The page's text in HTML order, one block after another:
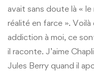
avait sans doute là «
réalité en farce ».
addiction à moi, ce
il raconte. J’aime
Jules Berry quand il